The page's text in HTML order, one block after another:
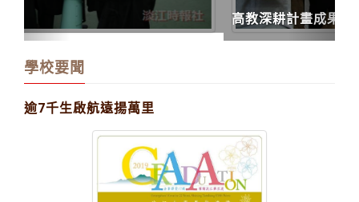
高教深耕計畫成果展區-國際化
學校要聞
逾7千生啟航遠揚萬里